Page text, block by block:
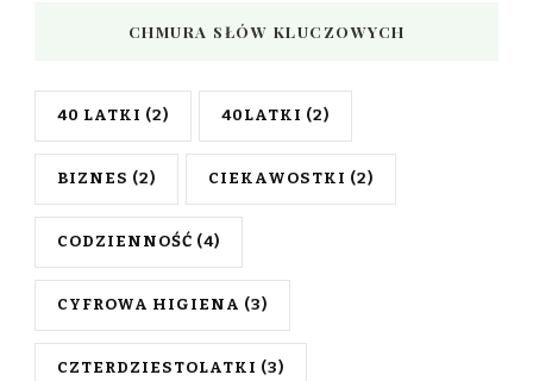
CHMURA SŁÓW KLUCZOWYCH
40 LATKI (2) 40LATKI (2)
BIZNES (2) CIEKAWOSTKI (2)
CODZIENNOŚĆ (4)
CYFROWA HIGIENA (3)
CZTERDZIESTOLATKI (3)